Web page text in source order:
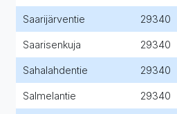
Saarijärventie 29340
Saarisenkuja 29340
Sahalahdentie 29340
Salmelantie 29340